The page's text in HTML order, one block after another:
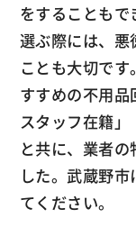
をすることも
選ぶ際には、悪
ことも大切で
すすめの不用
スタッフ在籍
と共に、業者
した。武蔵野
てください。